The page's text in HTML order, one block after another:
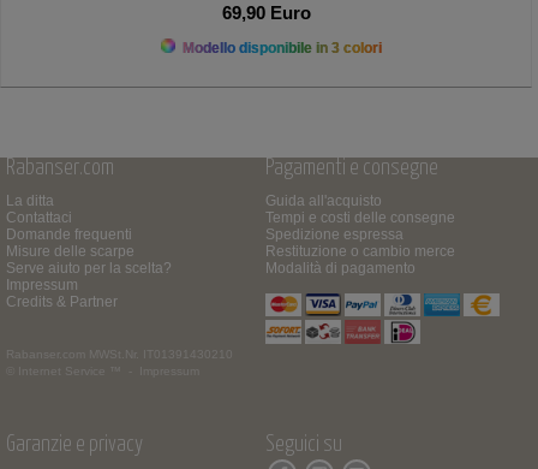
69,90 Euro
Modello disponibile in 3 colori
Rabanser.com
La ditta
Contattaci
Domande frequenti
Misure delle scarpe
Serve aiuto per la scelta?
Impressum
Credits & Partner
Rabanser.com
MWSt.Nr. IT01391430210
© Internet Service ™ -
Impressum
Pagamenti e consegne
Guida all'acquisto
Tempi e costi delle consegne
Spedizione espressa
Restituzione o cambio merce
Modalità di pagamento
Garanzie e privacy Seguici su